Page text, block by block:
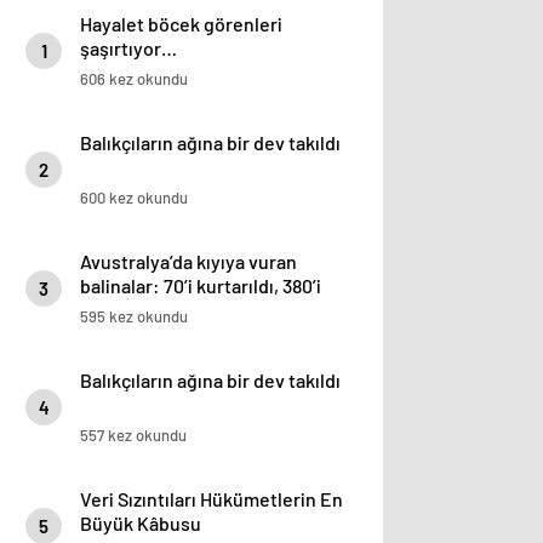
1
Hayalet böcek görenleri
şaşırtıyor…
606 kez okundu
2
Balıkçıların ağına bir dev takıldı
600 kez okundu
3
Avustralya’da kıyıya vuran
balinalar: 70’i kurtarıldı, 380’i
öldü
595 kez okundu
4
Balıkçıların ağına bir dev takıldı
557 kez okundu
5
Veri Sızıntıları Hükümetlerin En
Büyük Kâbusu